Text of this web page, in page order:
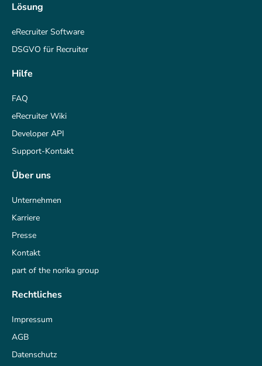
Lösung
eRecruiter Software
DSGVO für Recruiter
Hilfe
FAQ
eRecruiter Wiki
Developer API
Support-Kontakt
Über uns
Unternehmen
Karriere
Presse
Kontakt
part of the norika group
Rechtliches
Impressum
AGB
Datenschutz